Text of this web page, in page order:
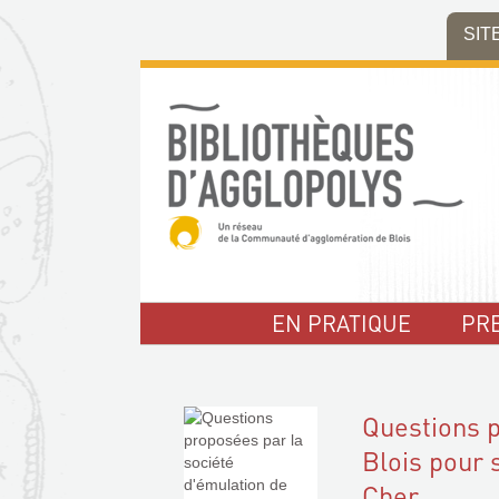
menu
contenu
la
EN PRATIQUE
Questions
Blois pour